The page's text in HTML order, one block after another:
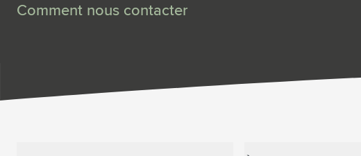
Comment nous contacter